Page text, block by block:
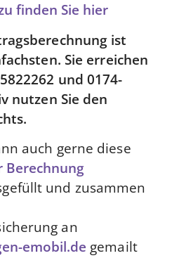
finden Sie hier
ist
Sie erreichen
und 0174-
nutzen Sie den
auch gerne diese
Berechnung
und zusammen
an
emobil.de gemailt